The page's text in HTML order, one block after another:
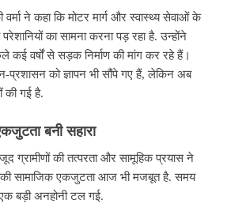
वर्मा ने कहा कि मोटर मार्ग और स्वास्थ्य सेवाओं के
परेशानियों का सामना करना पड़ रहा है. उन्होंने
कई वर्षों से सड़क निर्माण की मांग कर रहे हैं।
को ज्ञापन भी सौंपे गए हैं, लेकिन अब
की गई है.
बनी सहारा
ग्रामीणों की तत्परता और सामूहिक प्रयास ने
की सामाजिक एकजुटता आज भी मजबूत है. समय
बड़ी अनहोनी टल गई.